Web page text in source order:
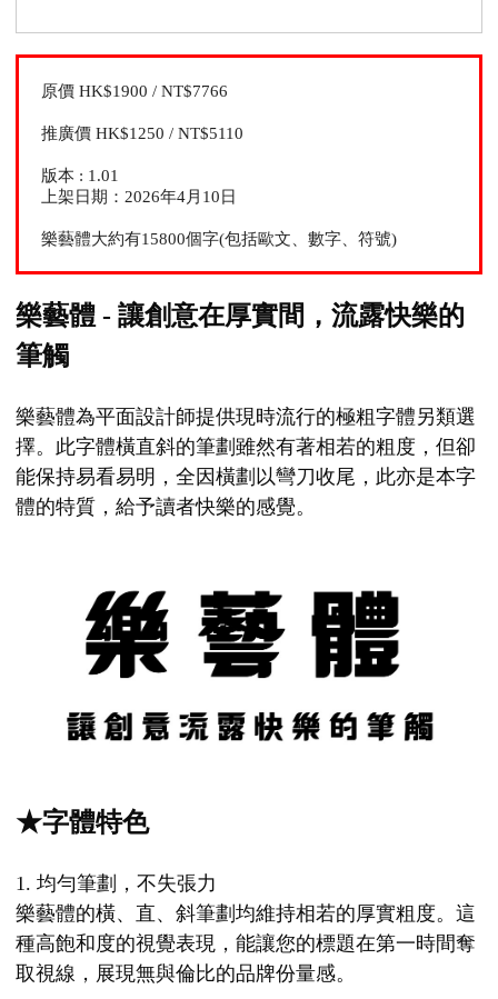
原價 HK$1900 / NT$7766
推廣價 HK$1250 / NT$5110
版本 : 1.01
上架日期：2026年4月10日
樂藝體大約有15800個字(包括歐文、數字、符號)
樂藝體 - 讓創意在厚實間，流露快樂的
筆觸
樂藝體為平面設計師提供現時流行的極粗字體另類選
擇。此字體橫直斜的筆劃雖然有著相若的粗度，但卻
能保持易看易明，全因橫劃以彎刀收尾，此亦是本字
體的特質，給予讀者快樂的感覺。
★字體特色
1. 均勻筆劃，不失張力
樂藝體的橫、直、斜筆劃均維持相若的厚實粗度。這
種高飽和度的視覺表現，能讓您的標題在第一時間奪
取視線，展現無與倫比的品牌份量感。